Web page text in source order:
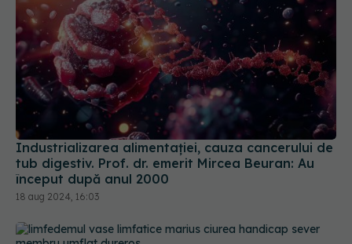
Industrializarea alimentației, cauza cancerului de
tub digestiv. Prof. dr. emerit Mircea Beuran: Au
început după anul 2000
18 aug 2024, 16:03